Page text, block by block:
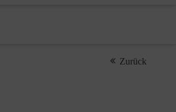
Zurück